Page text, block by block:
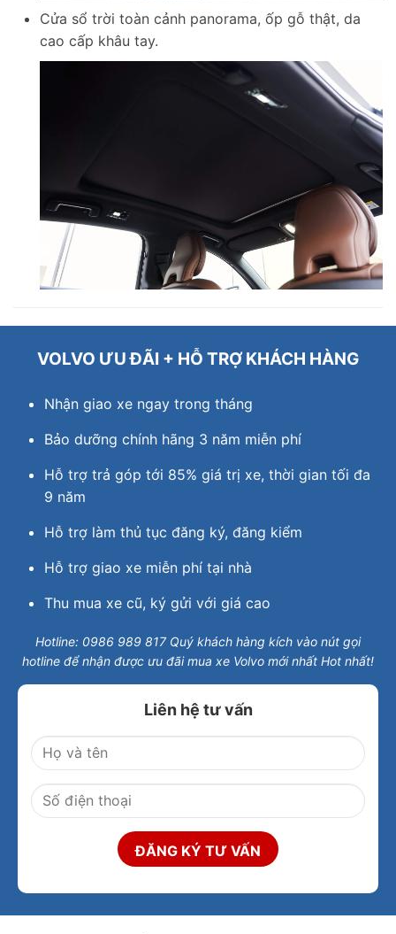
Cửa sổ trời toàn cảnh panorama, ốp gỗ thật, da
cao cấp khâu tay.
VOLVO ƯU ĐÃI + HỖ TRỢ KHÁCH HÀNG
Nhận giao xe ngay trong tháng
Bảo dưỡng chính hãng 3 năm miễn phí
Hỗ trợ trả góp tới 85% giá trị xe, thời gian tối đa
9 năm
Hỗ trợ làm thủ tục đăng ký, đăng kiểm
Hỗ trợ giao xe miễn phí tại nhà
Thu mua xe cũ, ký gửi với giá cao
Hotline: 0986 989 817 Quý khách hàng kích vào nút gọi
hotline để nhận được ưu đãi mua xe Volvo mới nhất Hot nhất!
Liên hệ tư vấn